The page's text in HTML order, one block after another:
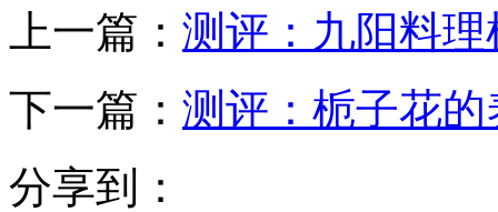
上一篇： 测评：九阳料
下一篇： 测评：栀子花
分享到：